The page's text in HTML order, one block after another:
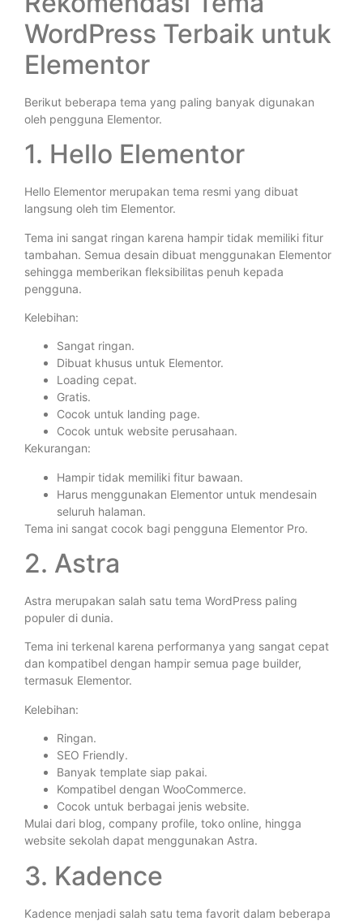
WordPress Terbaik untuk
Elementor
Berikut beberapa tema yang paling banyak digunakan
oleh pengguna Elementor.
1. Hello Elementor
Hello Elementor merupakan tema resmi yang dibuat
langsung oleh tim Elementor.
Tema ini sangat ringan karena hampir tidak memiliki fitur
tambahan. Semua desain dibuat menggunakan Elementor
sehingga memberikan fleksibilitas penuh kepada
pengguna.
Kelebihan:
Sangat ringan.
Dibuat khusus untuk Elementor.
Loading cepat.
Gratis.
Cocok untuk landing page.
Cocok untuk website perusahaan.
Kekurangan:
Hampir tidak memiliki fitur bawaan.
Harus menggunakan Elementor untuk mendesain
seluruh halaman.
Tema ini sangat cocok bagi pengguna Elementor Pro.
2. Astra
Astra merupakan salah satu tema WordPress paling
populer di dunia.
Tema ini terkenal karena performanya yang sangat cepat
dan kompatibel dengan hampir semua page builder,
termasuk Elementor.
Kelebihan:
Ringan.
SEO Friendly.
Banyak template siap pakai.
Kompatibel dengan WooCommerce.
Cocok untuk berbagai jenis website.
Mulai dari blog, company profile, toko online, hingga
website sekolah dapat menggunakan Astra.
3. Kadence
Kadence menjadi salah satu tema favorit dalam beberapa